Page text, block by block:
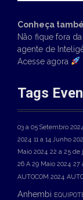
Conheça
Não fique fora
agente de
Acesse agora
Tags
03 a 05 Setembro 2024
2024 11 a 14 Junho
Maio 2024 22 a 25 de
26 A 29 Maio 2024 27
AUTOCOM 2024
Anhembi